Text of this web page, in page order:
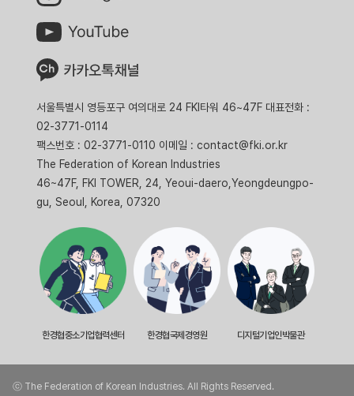
서울특별시 영등포구 여의대로 24 FKI타워 46~47F 대표전화 :
02-3771-0114
팩스번호 : 02-3771-0110 이메일 : contact@fki.or.kr
The Federation of Korean Industries
46~47F, FKI TOWER, 24, Yeoui-daero,Yeongdeungpo-
gu, Seoul, Korea, 07320
한경협중소기업협력센터 한경협국제경영원 디지털기업인박물관
ⓒ The Federation of Korean Industries. All Rights Reserved.